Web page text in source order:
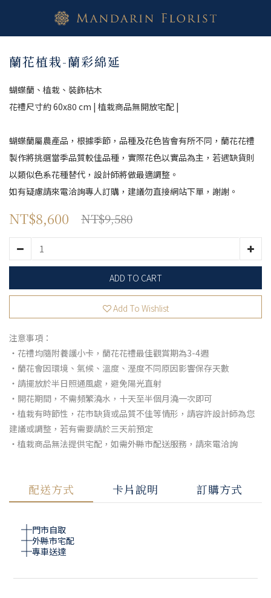
蘭花植栽-蘭彩綿延
蝴蝶蘭、植栽、裝飾枯木
花禮尺寸約 60x80 cm | 植栽商品無開放宅配 |
蝴蝶蘭屬農產品，根據季節，品種及花色皆會有所不同，蘭花花禮
製作將挑選當季品質較佳品種，實際花色以實品為主，若遇缺貨則
以類似色系花種替代，設計師將做最適調整。
如有疑慮請來電洽詢專人訂購，建議勿直接網站下單，謝謝。
NT$8,600 NT$9,580
ADD TO CART
Add To Wishlist
注意事項：
・花禮均隨附養護小卡，蘭花花禮最佳觀賞期為3-4週
・蘭花會因環境、氣候、溫度、溼度不同原因影響保存天數
・請擺放於半日照通風處，避免陽光直射
・開花期間，不需頻繁澆水，十天至半個月澆一次即可
・植栽有時節性，花市缺貨或品質不佳等情形，請容許設計師為您
建議或調整，若有需要請於三天前預定
・植栽商品無法提供宅配，如需外縣市配送服務，請來電洽詢
配送方式 卡片說明 訂購方式
門市自取
外縣市宅配
專車送達